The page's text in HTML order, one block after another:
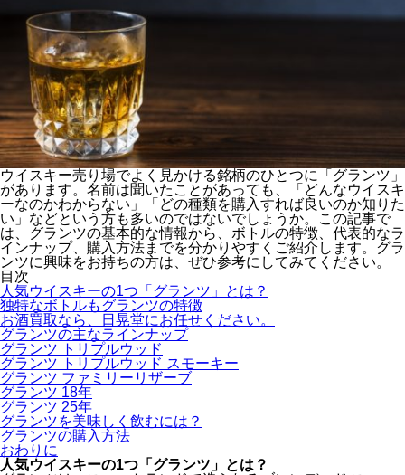
ウイスキー売り場でよく見かける銘柄のひとつに「グランツ」
があります。名前は聞いたことがあっても、「どんなウイスキ
ーなのかわからない」「どの種類を購入すれば良いのか知りた
い」などという方も多いのではないでしょうか。この記事で
は、グランツの基本的な情報から、ボトルの特徴、代表的なラ
インナップ、購入方法までを分かりやすくご紹介します。グラ
ンツに興味をお持ちの方は、ぜひ参考にしてみてください。
目次
人気ウイスキーの1つ「グランツ」とは？
独特なボトルもグランツの特徴
お酒買取なら、日晃堂にお任せください。
グランツの主なラインナップ
グランツ トリプルウッド
グランツ トリプルウッド スモーキー
グランツ ファミリーリザーブ
グランツ 18年
グランツ 25年
グランツを美味しく飲むには？
グランツの購入方法
おわりに
人気ウイスキーの1つ「グランツ」とは？